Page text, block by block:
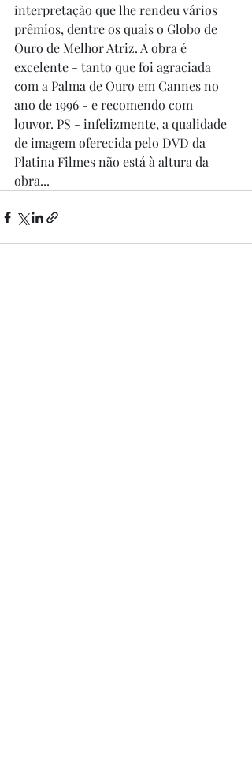
interpretação que lhe rendeu vários
prêmios, dentre os quais o Globo de
Ouro de Melhor Atriz. A obra é
excelente - tanto que foi agraciada
com a Palma de Ouro em Cannes no
ano de 1996 - e recomendo com
louvor. PS - infelizmente, a qualidade
de imagem oferecida pelo DVD da
Platina Filmes não está à altura da
obra...